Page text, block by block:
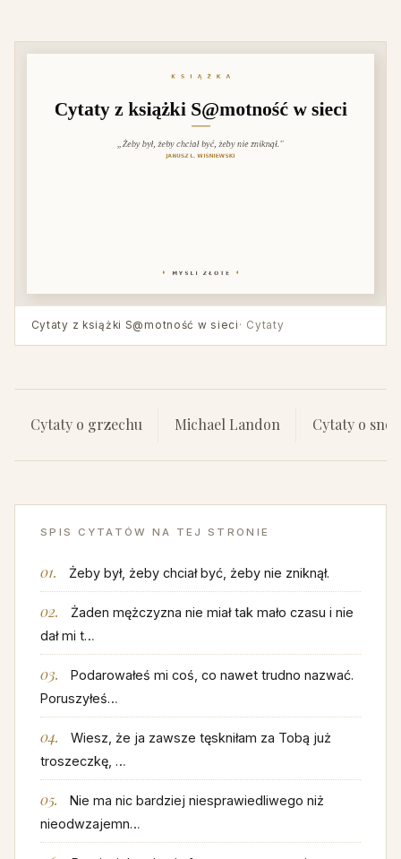
Cytaty z książki S@motność w sieci · Cytaty
Cytaty o grzechu Michael Landon Cytaty o
SPIS CYTATÓW NA TEJ STRONIE
Żeby był, żeby chciał być, żeby nie zniknął.
Żaden mężczyzna nie miał tak mało czasu i nie
dał mi t…
Podarowałeś mi coś, co nawet trudno nazwać.
Poruszyłeś…
Wiesz, że ja zawsze tęskniłam za Tobą już
troszeczkę, …
Nie ma nic bardziej niesprawiedliwego niż
nieodwzajemn…